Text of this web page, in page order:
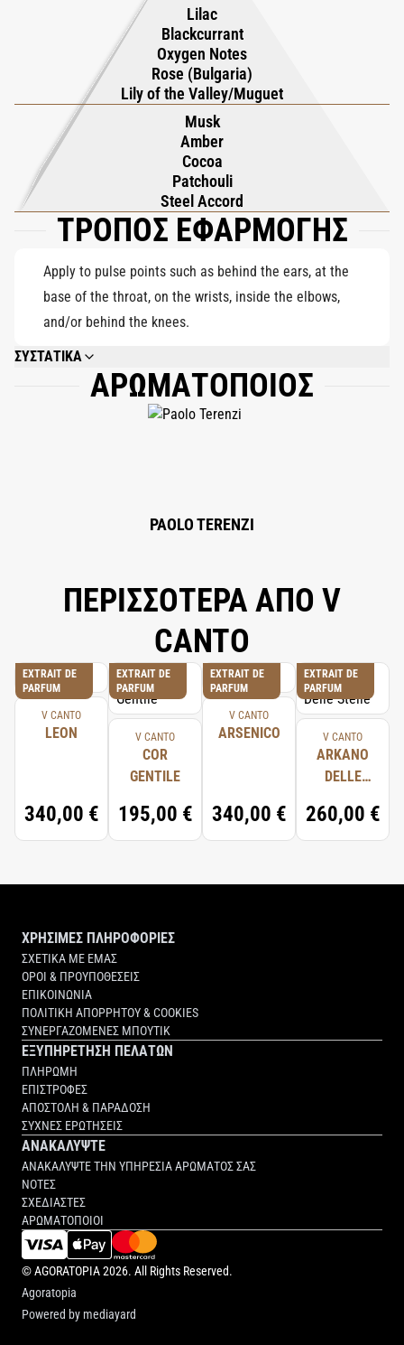
Cassis, που απαλύνεται από το ευαίσθητο Pansy και την
πράσινη ζωντάνια των Leaves Absolute, παραπέμποντας στη
σιωπηλή πτήση του πεπρωμένου. Η καρδιά ανθίζει σε ένα
εκλεπτυσμένο μπουκέτο από Βουλγαρικό Τριαντάφυλλο,
Πασχαλιά και Κρίνο της Κοιλάδας, εμπλουτισμένο με Μαύρη
Σταφίδα και ανυψωμένο από μια αέρινη συμφωνία οξυγόνου
που υποδηλώνει αναπνοή και ορμή. Η βάση αποκαλύπτει βάθος
και δύναμη: το σκούρο κακάο και το γήινο πατσουλί
μπλέκονται με τις ζεστές νότες κεχριμπαριού και τον
αισθησιακό Μόσχο, που ακονίζονται από ένα μεταλλικό ατσάλι
- αφήνοντας ένα ισχυρό, διαρκές ίχνος.
Lilac
Blackcurrant
Oxygen Notes
Rose (Bulgaria)
Lily of the Valley/Muguet
Musk
Amber
Cocoa
Patchouli
Steel Accord
ΤΡΟΠΟΣ ΕΦΑΡΜΟΓΗΣ
Apply to pulse points such as behind the ears, at the
base of the throat, on the wrists, inside the elbows,
and/or behind the knees.
ΣΥΣΤΑΤΙΚΑ
ALCOHOL DENAT., PARFUM (FRAGRANCE), LIMONENE, LINALOOL, ALPHA-
ISOMETHYL IONONE, CITRONELLOL, HYDROXYCITRONELLAL, GERANIOL,
ΑΡΩΜΑΤΟΠΟΙΟΣ
PAOLO TERENZI
ΠΕΡΙΣΣΟΤΕΡΑ ΑΠΟ V
CANTO
EXTRAIT DE
PARFUM
V CANTO
LEON
340,00 €
EXTRAIT DE
PARFUM
V CANTO
COR
GENTILE
195,00 €
EXTRAIT DE
PARFUM
V CANTO
ARSENICO
340,00 €
EXTRAIT DE
PARFUM
V CANTO
ARKANO
DELLE
260,00 €
ΧΡΗΣΙΜΕΣ ΠΛΗΡΟΦΟΡΙΕΣ
ΣΧΕΤΙΚΑ ΜΕ ΕΜΑΣ
ΟΡΟΙ & ΠΡΟΥΠΟΘΕΣΕΙΣ
ΕΠΙΚΟΙΝΩΝΙΑ
ΠΟΛΙΤΙΚΗ ΑΠΟΡΡΗΤΟΥ & COOKIES
ΣΥΝΕΡΓΑΖΟΜΕΝΕΣ ΜΠΟΥΤΙΚ
ΕΞΥΠΗΡΕΤΗΣΗ ΠΕΛΑΤΩΝ
ΠΛΗΡΩΜΗ
ΕΠΙΣΤΡΟΦΕΣ
ΑΠΟΣΤΟΛΗ & ΠΑΡΑΔΟΣΗ
ΣΥΧΝΕΣ ΕΡΩΤΗΣΕΙΣ
ΑΝΑΚΑΛΥΨΤΕ
ΑΝΑΚΑΛΥΨΤΕ ΤΗΝ ΥΠΗΡΕΣΙΑ ΑΡΩΜΑΤΟΣ ΣΑΣ
ΝΟΤΕΣ
ΣΧΕΔΙΑΣΤΕΣ
ΑΡΩΜΑΤΟΠΟΙΟΙ
©AGORATOPIA2026. All Rights Reserved.
Agoratopia
Powered by mediayard